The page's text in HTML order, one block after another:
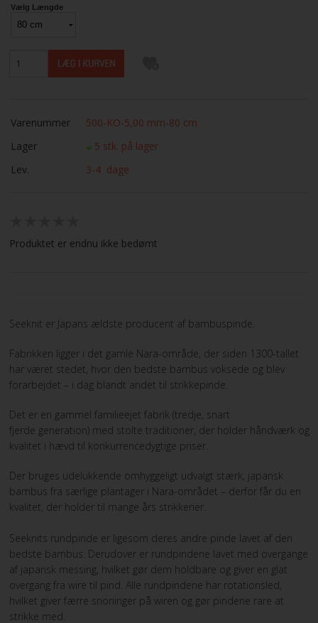
Vælg Længde
Varenummer
500-KO-5,00 mm-80 cm
Lager
5 stk. på lager
Lev.
3-4 dage
Produktet er endnu ikke bedømt
Seeknit er Japans ældste producent af bambuspinde.
Fabrikken ligger i det gamle Nara-område, der siden 1300-tallet
har været stedet, hvor den bedste bambus voksede og blev
forarbejdet – i dag blandt andet til strikkepinde.
Det er en gammel familieejet fabrik (tredje, snart
fjerde generation) med stolte traditioner, der holder håndværk og
kvalitet i hævd til konkurrencedygtige priser.
Der bruges udelukkende omhyggeligt udvalgt stærk, japansk
bambus fra særlige plantager i Nara-området – derfor får du en
kvalitet, der holder til mange års strikkerier.
Seeknits rundpinde er ligesom deres andre pinde lavet af den
bedste bambus. Derudover er rundpindene lavet med overgange
af japansk messing, hvilket gør dem holdbare og giver en glat
overgang fra wire til pind. Alle rundpindene har rotationsled,
hvilket giver færre snoninger på wiren og gør pindene rare at
strikke med.